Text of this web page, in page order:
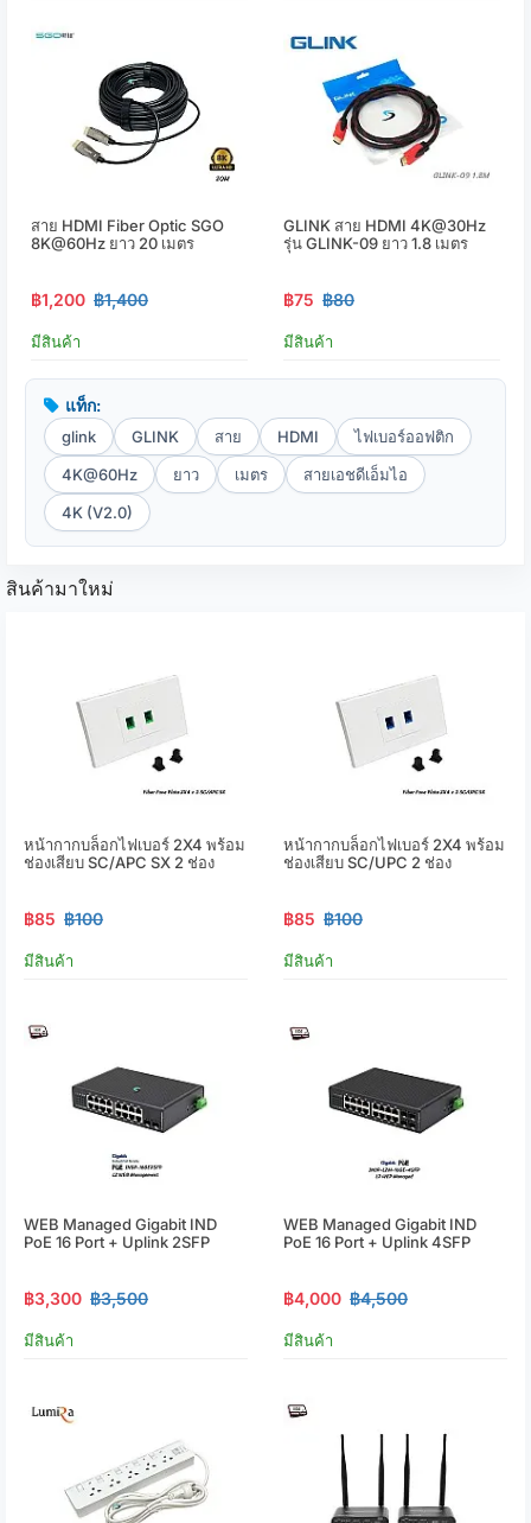
สาย HDMI Fiber Optic SGO
8K@60Hz ยาว 20 เมตร
฿1,200 ฿1,400
มีสินค้า
GLINK สาย HDMI 4K@30Hz
รุ่น GLINK-09 ยาว 1.8 เมตร
฿75 ฿80
มีสินค้า
แท็ก:
glink GLINK สาย HDMI
ไฟเบอร์ออฟติก
4K@60Hz
ยาว เมตร
สายเอชดีเอ็มไอ
4K (V2.0)
สินค้ามาใหม่
หน้ากากบล็อกไฟเบอร์ 2X4 พร้อม
ช่องเสียบ SC/APC SX 2 ช่อง
฿85 ฿100
มีสินค้า
หน้ากากบล็อกไฟเบอร์ 2X4 พร้อม
ช่องเสียบ SC/UPC 2 ช่อง
฿85 ฿100
มีสินค้า
WEB Managed Gigabit IND
PoE 16 Port + Uplink 2SFP
฿3,300 ฿3,500
มีสินค้า
WEB Managed Gigabit IND
PoE 16 Port + Uplink 4SFP
฿4,000 ฿4,500
มีสินค้า